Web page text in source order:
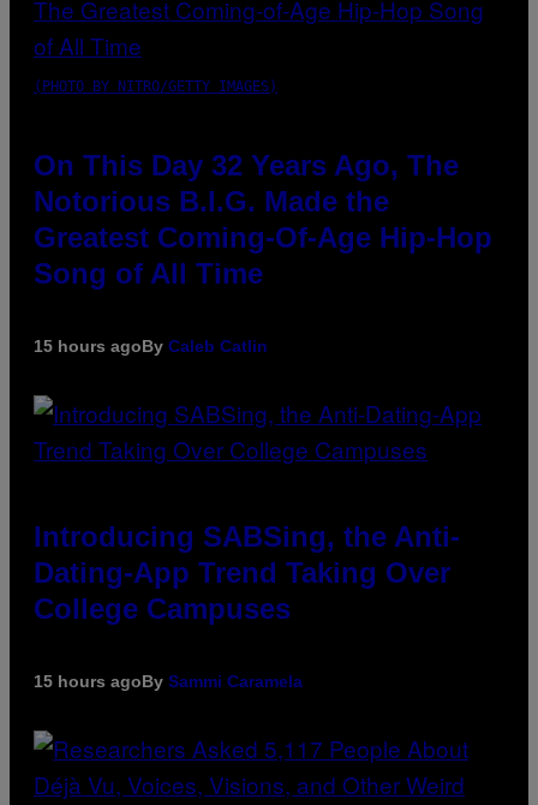
(PHOTO BY NITRO/GETTY IMAGES)
On This Day 32 Years Ago, The
Notorious B.I.G. Made the
Greatest Coming-Of-Age Hip-Hop
Song of All Time
15 hours agoBy Caleb Catlin
Introducing SABSing, the Anti-
Dating-App Trend Taking Over
College Campuses
15 hours agoBy Sammi Caramela